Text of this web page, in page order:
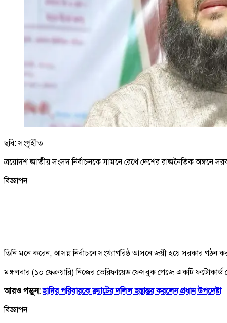
ছবি: সংগৃহীত
ত্রয়োদশ জাতীয় সংসদ নির্বাচনকে সামনে রেখে দেশের রাজনৈতিক অঙ্গনে
বিজ্ঞাপন
তিনি মনে করেন, আসন্ন নির্বাচনে সংখ্যাগরিষ্ঠ আসনে জয়ী হয়ে সরকার গঠন
মঙ্গলবার (১০ ফেব্রুয়ারি) নিজের ভেরিফায়েড ফেসবুক পেজে একটি ফটোকার্ড
আরও পড়ুন:হাদির পরিবারকে ফ্ল্যাটের দলিল হস্তান্তর করলেন প্রধান উপদেষ্টা
বিজ্ঞাপন